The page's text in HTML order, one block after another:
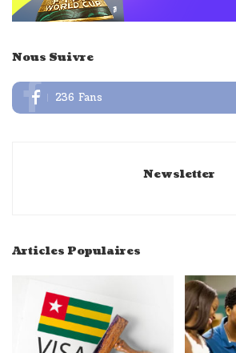
Nous Suivre
236 Fans
Newsletter
Articles Populaires